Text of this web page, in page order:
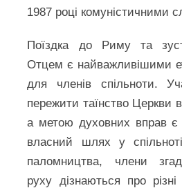
1987 році комуністичними
Поїздка до Риму та
Отцем є найважливішими
для членів спільноти.
пережити таїнство Церкви в
а метою духовних вправ є
власний шлях у
паломництва, члени
руху дізнаються про